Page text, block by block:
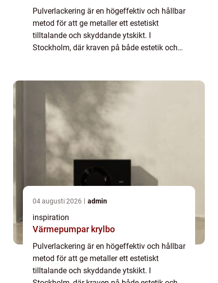
Pulverlackering är en högeffektiv och hållbar
metod för att ge metaller ett estetiskt
tilltalande och skyddande ytskikt. I
Stockholm, där kraven på både estetik och
04 augusti 2026 admin
inspiration
Värmepumpar krylbo
Pulverlackering är en högeffektiv och hållbar
metod för att ge metaller ett estetiskt
tilltalande och skyddande ytskikt. I